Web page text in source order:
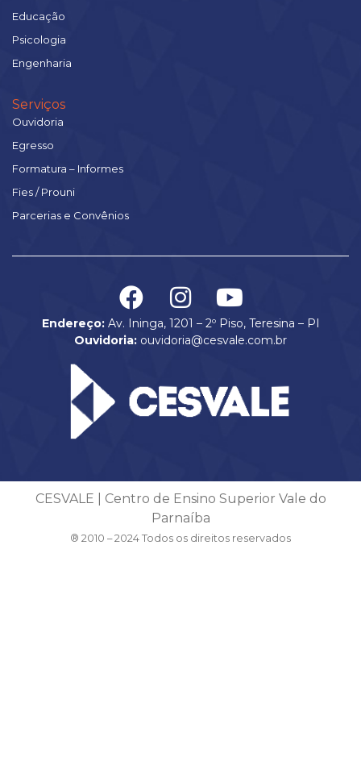
Educação
Psicologia
Engenharia
Serviços
Ouvidoria
Egresso
Formatura – Informes
Fies / Prouni
Parcerias e Convênios
Endereço:Av. Ininga, 1201 – 2º Piso, Teresina – PI
Ouvidoria: ouvidoria@cesvale.com.br
CESVALE | Centro de Ensino Superior Vale do
Parnaíba
® 2010 – 2024 Todos os direitos reservados